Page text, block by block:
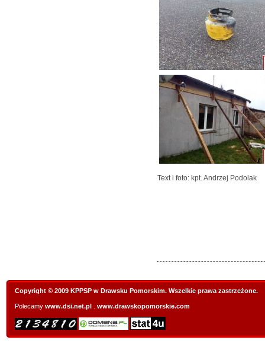
Text i foto: kpt. Andrzej Podolak
Copyright © 2009 KPPSP w Drawsku Pomorskim. Wszelkie prawa zastrzeżone.
Polecamy www.dsi.net.pl www.drawskopomorskie.com